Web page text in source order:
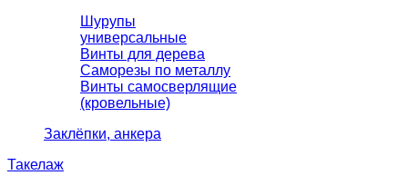
Шурупы
универсальные
Винты для дерева
Саморезы по металлу
Винты самосверлящие
(кровельные)
Заклёпки, анкера
Такелаж